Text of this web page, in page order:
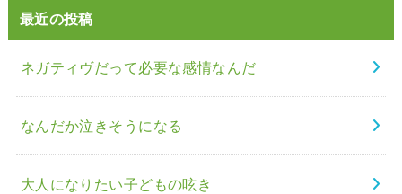
最近の投稿
ネガティヴだって必要な感情なんだ
なんだか泣きそうになる
大人になりたい子どもの呟き